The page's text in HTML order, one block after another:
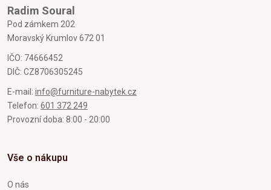
Radim Soural
Pod zámkem 202
Moravský Krumlov 672 01
IČO: 74666452
DIČ: CZ8706305245
E-mail: info@furniture-nabytek.cz
Telefon: 601 372 249
Provozní doba: 8:00 - 20:00
Vše o nákupu
O nás